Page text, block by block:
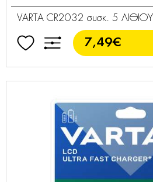
VARTA CR2032 συσκ. 5 ΛΙΘΙΟΥ
7,49€